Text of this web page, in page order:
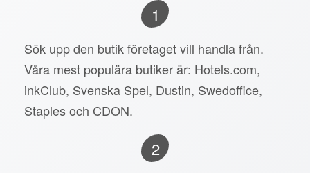
1
Sök upp den butik företaget vill handla från.
Våra mest populära butiker är: Hotels.com,
inkClub, Svenska Spel, Dustin, Swedoffice,
Staples och CDON.
2